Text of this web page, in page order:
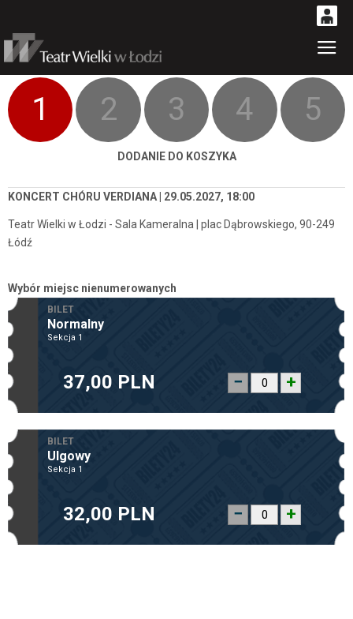
0
0,00
PLN
14
1 2 3 4 5
DODANIE DO KOSZYKA
KONCERT CHÓRU VERDIANA | 29.05.2027, 18:00
Teatr Wielki w Łodzi - Sala Kameralna | plac Dąbrowskiego, 90-249
Łódź
Wybór miejsc nienumerowanych
BILET
Normalny
Sekcja 1
37,00 PLN − +
BILET
Ulgowy
Sekcja 1
32,00 PLN − +